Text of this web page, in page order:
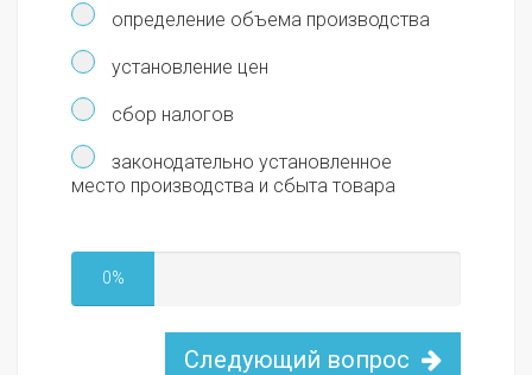
определение объема производства
установление цен
сбор налогов
законодательно установленное
место производства и сбыта товара
0%
Следующий вопрос